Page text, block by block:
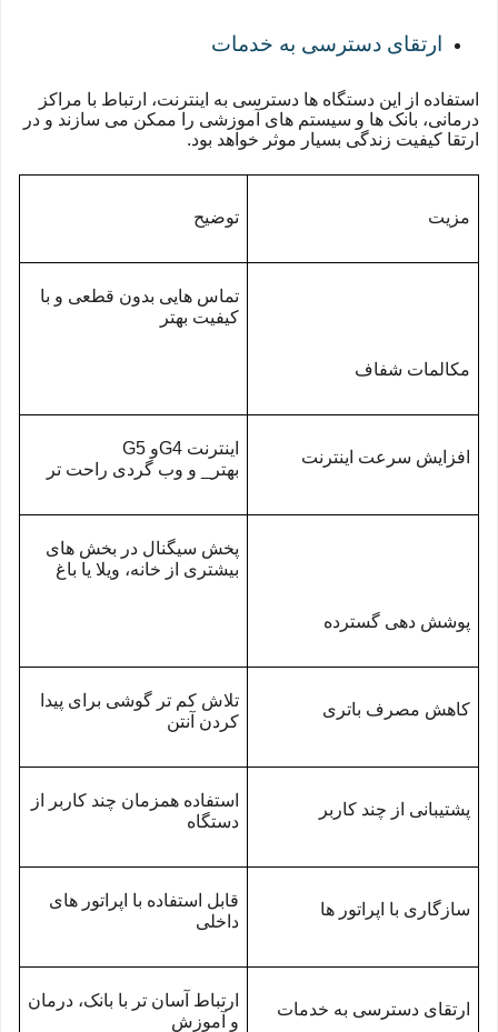
ارتقای دسترسی به خدمات
استفاده از این دستگاه ها دسترسی به اینترنت، ارتباط با مراکز
درمانی، بانک ها و سیستم های آموزشی را ممکن می سازند و در
ارتقا کیفیت زندگی بسیار موثر خواهد بود.
مزیت توضیح
مکالمات شفاف
تماس هایی بدون قطعی و با
کیفیت بهتر
افزایش سرعت اینترنت اینترنت 4 G و 5G
بهتر_ و وب گردی راحت تر
پوشش دهی گسترده
پخش سیگنال در بخش های
بیشتری از خانه، ویلا یا باغ
کاهش مصرف باتری
تلاش کم تر گوشی برای پیدا
کردن آنتن
پشتیبانی از چند کاربر
استفاده همزمان چند کاربر از
دستگاه
سازگاری با اپراتور ها
قابل استفاده با اپراتور های
داخلی
ارتقای دسترسی به خدمات
ارتباط آسان تر با بانک، درمان
و آموزش